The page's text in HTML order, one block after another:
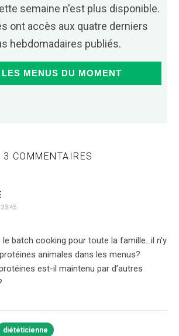
semaine n'est plus disponible.
ont accès aux quatre derniers
hebdomadaires publiés.
MENUS DU MOMENT
3 COMMENTAIRES
batch cooking pour toute la famille…il n’y
animales dans les menus?
est-il maintenu par d’autres
diététicienne